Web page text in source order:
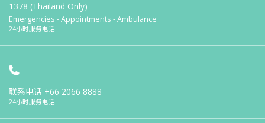
1378 (Thailand Only)
Emergencies - Appointments - Ambulance
24小时服务电话
联系电话 +66 2066 8888
24小时服务电话